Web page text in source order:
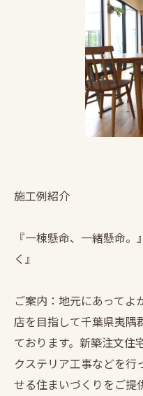
施工例紹介
『一棟懸命、一緒懸命
く』
ご案内：地元にあってよ
店を目指して千葉県夷隅
ております。新築注文住
クステリア工事などを行
せる住まいづくりをご提